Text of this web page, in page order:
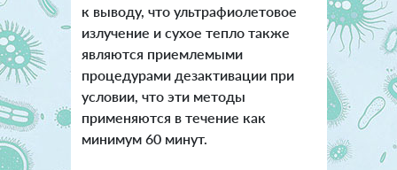
к выводу, что ультрафиолетовое
излучение и сухое тепло также
являются приемлемыми
процедурами дезактивации при
условии, что эти методы
применяются в течение как
минимум 60 минут.